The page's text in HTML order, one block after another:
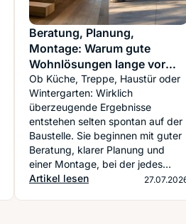
Beratung, Planung,
Montage: Warum gute
Wohnlösungen lange vor
dem Einbau beginnen
Ob Küche, Treppe, Haustür oder
Wintergarten: Wirklich
überzeugende Ergebnisse
entstehen selten spontan auf der
Baustelle. Sie beginnen mit guter
Beratung, klarer Planung und
einer Montage, bei der jedes
Detail sitzt.
Artikel lesen